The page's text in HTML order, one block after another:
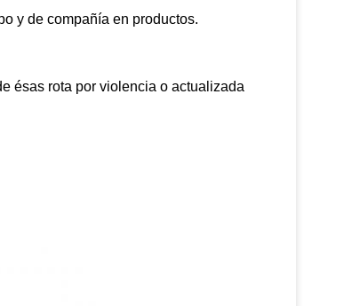
y de compañía en productos.
ésas rota por violencia o actualizada